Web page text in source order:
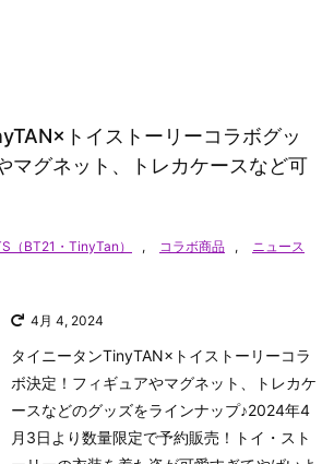
トイストーリーコラボグッ
マグネット、トレカケースなど可
（BT21・TinyTan） , コラボ商品 , ニュース
4月 4, 2024
タイニータンTinyTAN×トイストーリーコラ
ボ決定！フィギュアやマグネット、トレカケ
ースなどのグッズをラインナップ♪2024年4
月3日より数量限定で予約販売！トイ・スト